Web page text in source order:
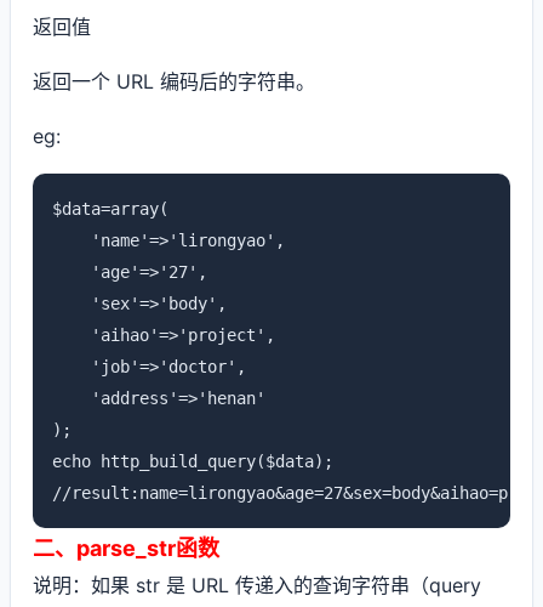
返回值
返回一个 URL 编码后的字符串。
eg:
$data=array(
'name'=>'lirongyao',
'age'=>'27',
'sex'=>'body',
'aihao'=>'project',
'job'=>'doctor',
'address'=>'henan'
);
echo http_build_query($data);
//
二、parse_str函数
说明：如果 str 是 URL 传递入的查询字符串（query